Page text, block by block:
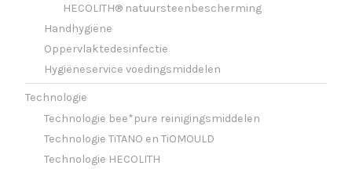
HECOLITH® natuursteenbescherming
Handhygiëne
Oppervlaktedesinfectie
Hygiëneservice voedingsmiddelen
Technologie
Technologie bee*pure reinigingsmiddelen
Technologie TiTANO en TiOMOULD
Technologie HECOLITH